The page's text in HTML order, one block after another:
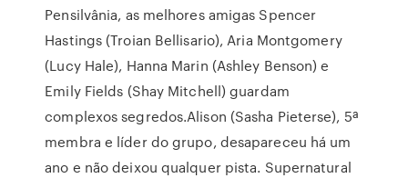
Pensilvânia, as melhores amigas Spencer
Hastings (Troian Bellisario), Aria Montgomery
(Lucy Hale), Hanna Marin (Ashley Benson) e
Emily Fields (Shay Mitchell) guardam
complexos segredos.Alison (Sasha Pieterse), 5ª
membra e líder do grupo, desapareceu há um
ano e não deixou qualquer pista. Supernatural